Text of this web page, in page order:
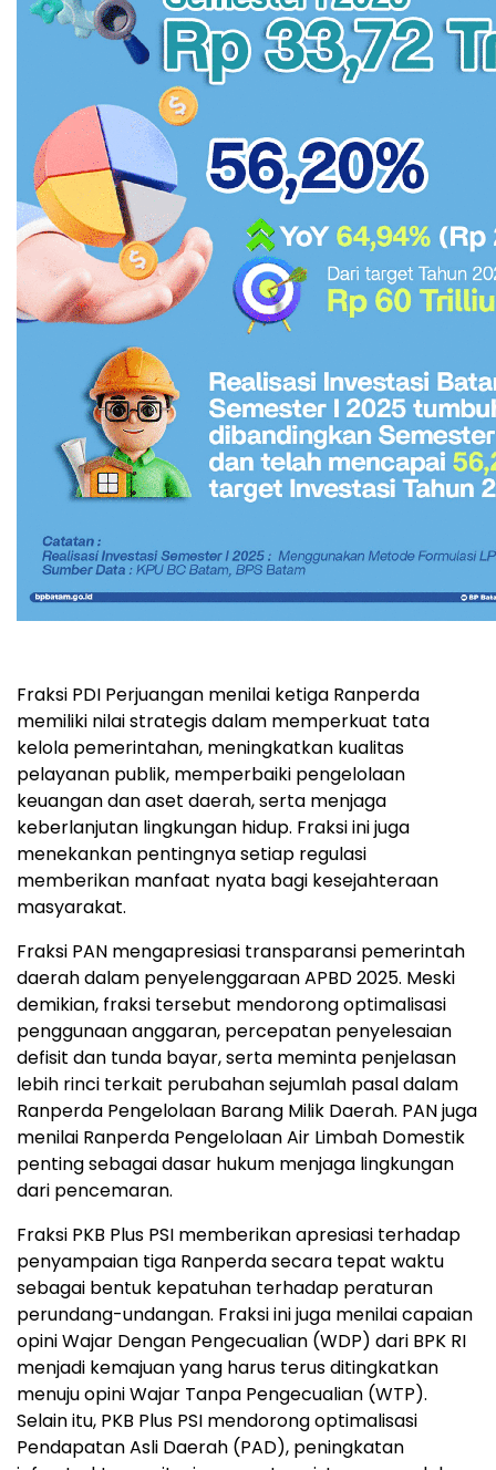
Fraksi PDI Perjuangan menilai ketiga Ranperda
memiliki nilai strategis dalam memperkuat tata
kelola pemerintahan, meningkatkan kualitas
pelayanan publik, memperbaiki pengelolaan
keuangan dan aset daerah, serta menjaga
keberlanjutan lingkungan hidup. Fraksi ini juga
menekankan pentingnya setiap regulasi
memberikan manfaat nyata bagi kesejahteraan
masyarakat.
Fraksi PAN mengapresiasi transparansi pemerintah
daerah dalam penyelenggaraan APBD 2025. Meski
demikian, fraksi tersebut mendorong optimalisasi
penggunaan anggaran, percepatan penyelesaian
defisit dan tunda bayar, serta meminta penjelasan
lebih rinci terkait perubahan sejumlah pasal dalam
Ranperda Pengelolaan Barang Milik Daerah. PAN juga
menilai Ranperda Pengelolaan Air Limbah Domestik
penting sebagai dasar hukum menjaga lingkungan
dari pencemaran.
Fraksi PKB Plus PSI memberikan apresiasi terhadap
penyampaian tiga Ranperda secara tepat waktu
sebagai bentuk kepatuhan terhadap peraturan
perundang-undangan. Fraksi ini juga menilai capaian
opini Wajar Dengan Pengecualian (WDP) dari BPK RI
menjadi kemajuan yang harus terus ditingkatkan
menuju opini Wajar Tanpa Pengecualian (WTP).
Selain itu, PKB Plus PSI mendorong optimalisasi
Pendapatan Asli Daerah (PAD), peningkatan